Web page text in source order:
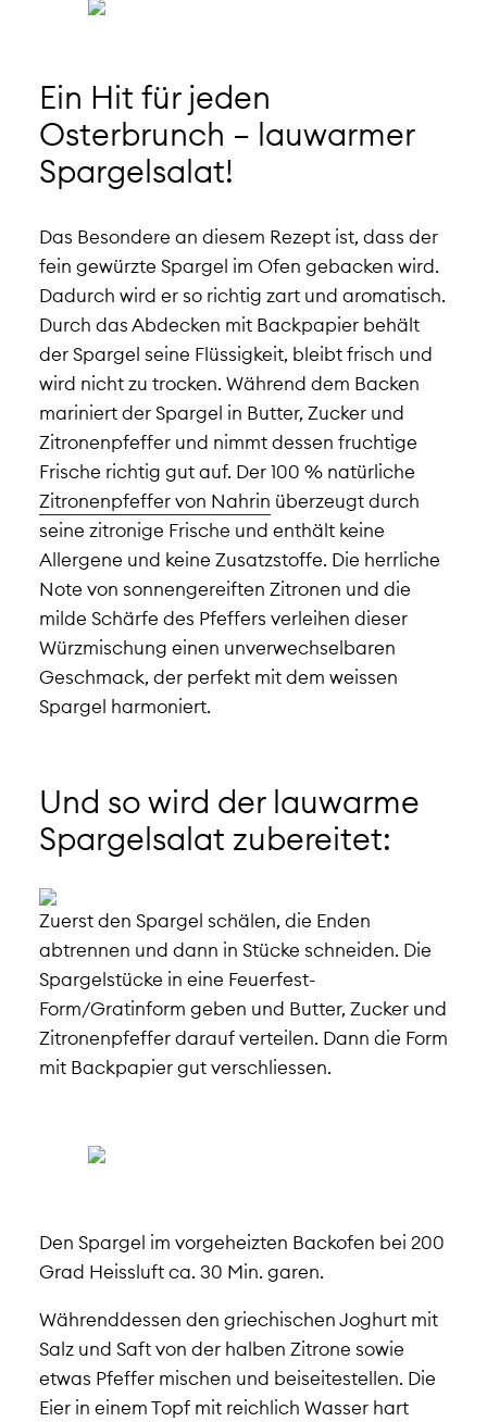
Ein Hit für jeden
Osterbrunch – lauwarmer
Spargelsalat!
Das Besondere an diesem Rezept ist, dass der
fein gewürzte Spargel im Ofen gebacken wird.
Dadurch wird er so richtig zart und aromatisch.
Durch das Abdecken mit Backpapier behält
der Spargel seine Flüssigkeit, bleibt frisch und
wird nicht zu trocken. Während dem Backen
mariniert der Spargel in Butter, Zucker und
Zitronenpfeffer und nimmt dessen fruchtige
Frische richtig gut auf. Der 100 % natürliche
Zitronenpfeffer von Nahrin überzeugt durch
seine zitronige Frische und enthält keine
Allergene und keine Zusatzstoffe. Die herrliche
Note von sonnengereiften Zitronen und die
milde Schärfe des Pfeffers verleihen dieser
Würzmischung einen unverwechselbaren
Geschmack, der perfekt mit dem weissen
Spargel harmoniert.
Und so wird der lauwarme
Spargelsalat zubereitet:
Zuerst den Spargel schälen, die Enden
abtrennen und dann in Stücke schneiden. Die
Spargelstücke in eine Feuerfest-
Form/Gratinform geben und Butter, Zucker und
Zitronenpfeffer darauf verteilen. Dann die Form
mit Backpapier gut verschliessen.
Den Spargel im vorgeheizten Backofen bei 200
Grad Heissluft ca. 30 Min. garen.
Währenddessen den griechischen Joghurt mit
Salz und Saft von der halben Zitrone sowie
etwas Pfeffer mischen und beiseitestellen. Die
Eier in einem Topf mit reichlich Wasser hart